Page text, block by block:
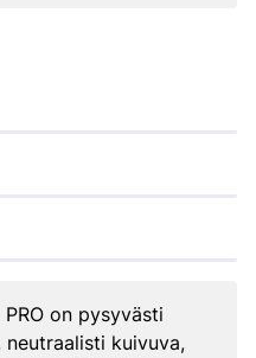
PRO on pysyvästi
neutraalisti kuivuva,